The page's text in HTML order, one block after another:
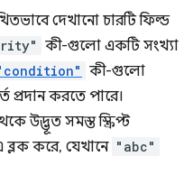
দেখানো চারটি ফিল্ড
কী-গুলো একটি সংখ্যা
কী-গুলো
প্রদান করতে পারে।
উদ্ভূত সমস্ত স্ক্রিপ্ট
করে, যেখানে "abc"